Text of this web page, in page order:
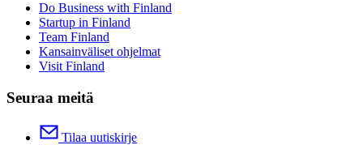
Do Business with Finland
Startup in Finland
Team Finland
Kansainväliset ohjelmat
Visit Finland
Seuraa meitä
Tilaa uutiskirje